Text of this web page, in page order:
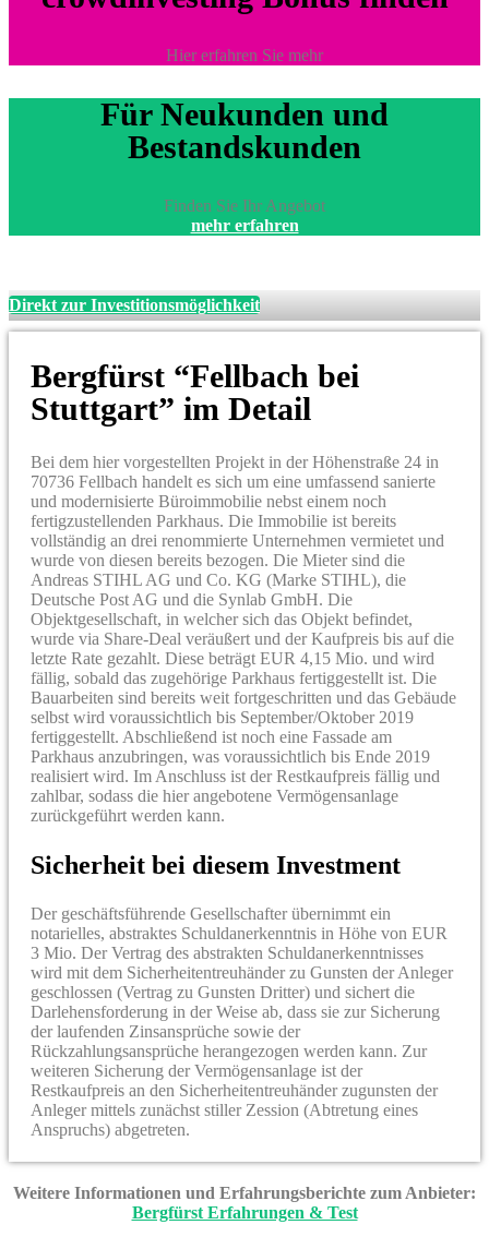
Hier erfahren Sie mehr
Für Neukunden und
Bestandskunden
Finden Sie Ihr Angebot
mehr erfahren
Direkt zur Investitionsmöglichkeit
Bergfürst “Fellbach bei
Stuttgart” im Detail
Bei dem hier vorgestellten Projekt in der Höhenstraße 24 in
70736 Fellbach handelt es sich um eine umfassend sanierte
und modernisierte Büroimmobilie nebst einem noch
fertigzustellenden Parkhaus. Die Immobilie ist bereits
vollständig an drei renommierte Unternehmen vermietet und
wurde von diesen bereits bezogen. Die Mieter sind die
Andreas STIHL AG und Co. KG (Marke STIHL), die
Deutsche Post AG und die Synlab GmbH. Die
Objektgesellschaft, in welcher sich das Objekt befindet,
wurde via Share-Deal veräußert und der Kaufpreis bis auf die
letzte Rate gezahlt. Diese beträgt EUR 4,15 Mio. und wird
fällig, sobald das zugehörige Parkhaus fertiggestellt ist. Die
Bauarbeiten sind bereits weit fortgeschritten und das Gebäude
selbst wird voraussichtlich bis September/Oktober 2019
fertiggestellt. Abschließend ist noch eine Fassade am
Parkhaus anzubringen, was voraussichtlich bis Ende 2019
realisiert wird. Im Anschluss ist der Restkaufpreis fällig und
zahlbar, sodass die hier angebotene Vermögensanlage
zurückgeführt werden kann.
Sicherheit bei diesem Investment
Der geschäftsführende Gesellschafter übernimmt ein
notarielles, abstraktes Schuldanerkenntnis in Höhe von EUR
3 Mio. Der Vertrag des abstrakten Schuldanerkenntnisses
wird mit dem Sicherheitentreuhänder zu Gunsten der Anleger
geschlossen (Vertrag zu Gunsten Dritter) und sichert die
Darlehensforderung in der Weise ab, dass sie zur Sicherung
der laufenden Zinsansprüche sowie der
Rückzahlungsansprüche herangezogen werden kann. Zur
weiteren Sicherung der Vermögensanlage ist der
Restkaufpreis an den Sicherheitentreuhänder zugunsten der
Anleger mittels zunächst stiller Zession (Abtretung eines
Anspruchs) abgetreten.
Weitere Informationen und Erfahrungsberichte zum Anbieter:
Bergfürst Erfahrungen & Test